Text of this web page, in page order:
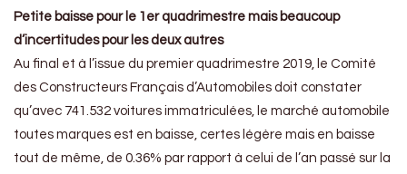
Petite baisse pour le 1er quadrimestre mais beaucoup
d’incertitudes pour les deux autres
Au final et à l’issue du premier quadrimestre 2019, le Comité
des Constructeurs Français d’Automobiles doit constater
qu’avec 741.532 voitures immatriculées, le marché automobile
toutes marques est en baisse, certes légère mais en baisse
tout de même, de 0.36% par rapport à celui de l’an passé sur la